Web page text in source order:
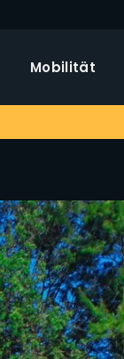
Mobilität